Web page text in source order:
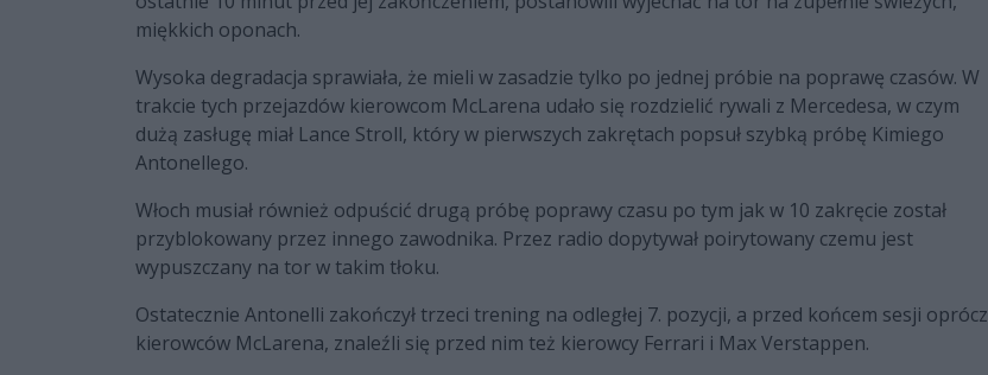
miękkich oponach.
Wysoka degradacja sprawiała, że mieli w zasadzie tylko po jednej próbie na poprawę czasów. W
trakcie tych przejazdów kierowcom McLarena udało się rozdzielić rywali z Mercedesa, w czym
dużą zasługę miał Lance Stroll, który w pierwszych zakrętach popsuł szybką próbę Kimiego
Antonellego.
Włoch musiał również odpuścić drugą próbę poprawy czasu po tym jak w 10 zakręcie został
przyblokowany przez innego zawodnika. Przez radio dopytywał poirytowany czemu jest
wypuszczany na tor w takim tłoku.
Ostatecznie Antonelli zakończył trzeci trening na odległej 7. pozycji, a przed końcem sesji oprócz
kierowców McLarena, znaleźli się przed nim też kierowcy Ferrari i Max Verstappen.